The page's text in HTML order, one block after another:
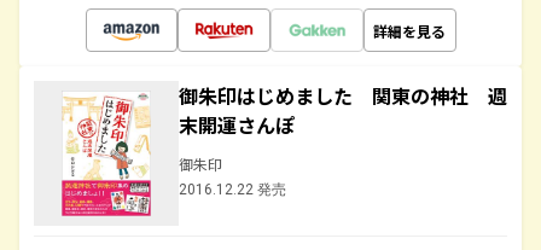
詳細を見る
御朱印はじめました 関東の神社 週
末開運さんぽ
御朱印
2016.12.22 発売